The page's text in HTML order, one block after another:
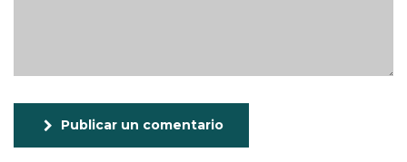
Publicar un comentario